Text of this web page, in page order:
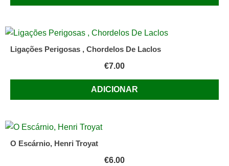
Ligações Perigosas , Chordelos De Laclos
€7.00
ADICIONAR
O Escárnio, Henri Troyat
€6.00